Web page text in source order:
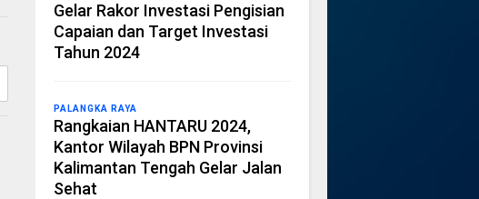
Gelar Rakor Investasi Pengisian
Capaian dan Target Investasi
Tahun 2024
PALANGKA RAYA
Rangkaian HANTARU 2024,
Kantor Wilayah BPN Provinsi
Kalimantan Tengah Gelar Jalan
Sehat